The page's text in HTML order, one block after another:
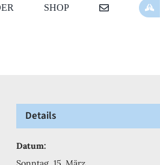
SHOP
Details
Datum: